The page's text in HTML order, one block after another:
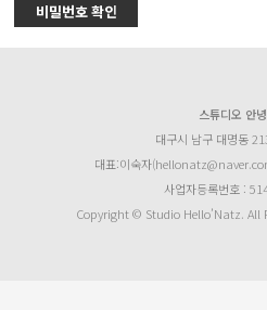
비밀번호 확인
스튜디오 안
대구시 남구 대명동
대표:이숙자
사업자등록번호 :
Copyright © Studio Hello’Natz. All